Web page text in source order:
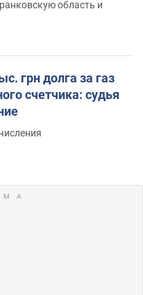
область и
грн долга за газ
счетчика: судья